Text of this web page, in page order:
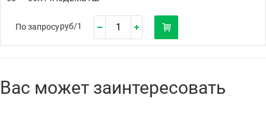
По запросуруб/1
Вас может заинтересовать